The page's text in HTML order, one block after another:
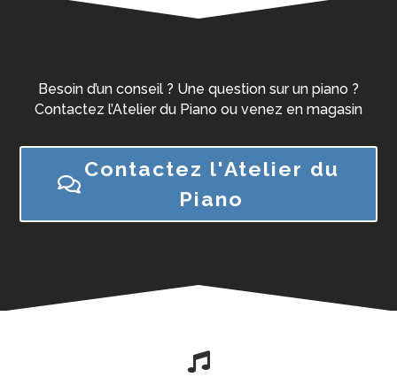
Besoin d’un conseil ? Une question sur un piano ?
Contactez l’Atelier du Piano ou venez en magasin
Contactez l'Atelier du
Piano
